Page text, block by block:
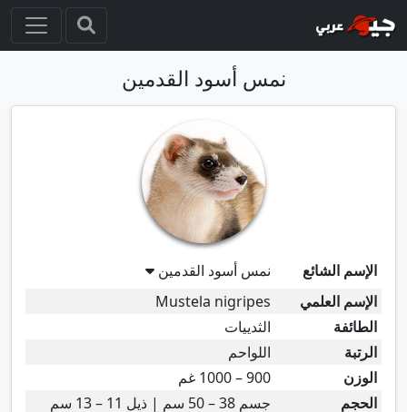
نمس أسود القدمين
الإسم الشائع
نمس أسود القدمين
الإسم العلمي
Mustela nigripes
الطائفة
الثدييات
الرتبة
اللواحم
الوزن
900 – 1000 غم
الحجم
جسم 38 – 50 سم | ذيل 11 – 13 سم